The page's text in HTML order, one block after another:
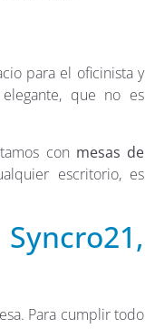
para el oficinista y
que no es
con mesas de
escritorio, es
Para cumplir todo